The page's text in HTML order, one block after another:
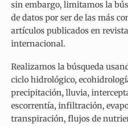
sin embargo, limitamos la
de datos por ser de las más
artículos publicados en
internacional.
Realizamos la búsqueda
ciclo hidrológico,
precipitación, lluvia,
escorrentía, infiltración,
transpiración, flujos de